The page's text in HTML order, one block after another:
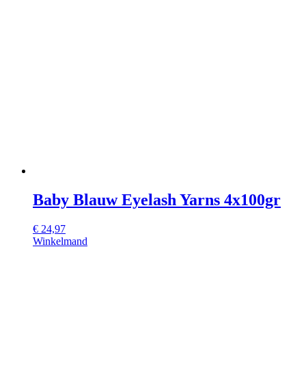
Baby Blauw Eyelash Yarns 4x100gr
€ 24,97
Winkelmand